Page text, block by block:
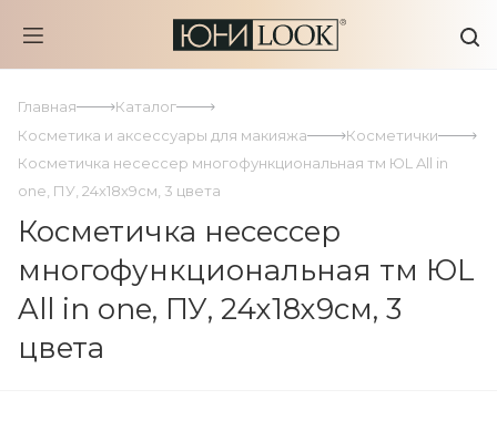
Главная
Каталог
Косметика и аксессуары для макияжа
Косметички
Косметичка несессер многофункциональная тм ЮL All in
one, ПУ, 24х18х9см, 3 цвета
Косметичка несессер
многофункциональная тм ЮL
All in one, ПУ, 24х18х9см, 3
цвета